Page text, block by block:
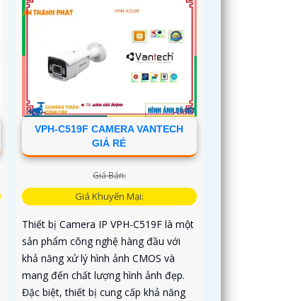
VPH-C519F CAMERA VANTECH
GIÁ RẺ
Giá Bán:
Giá Khuyến Mại:
Thiết bị Camera IP VPH-C519F là một
sản phẩm công nghệ hàng đầu với
khả năng xử lý hình ảnh CMOS và
mang đến chất lượng hình ảnh đẹp.
Đặc biệt, thiết bị cung cấp khả năng